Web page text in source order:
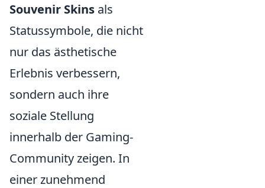
Souvenir Skins als
Statussymbole, die nicht
nur das ästhetische
Erlebnis verbessern,
sondern auch ihre
soziale Stellung
innerhalb der Gaming-
Community zeigen. In
einer zunehmend